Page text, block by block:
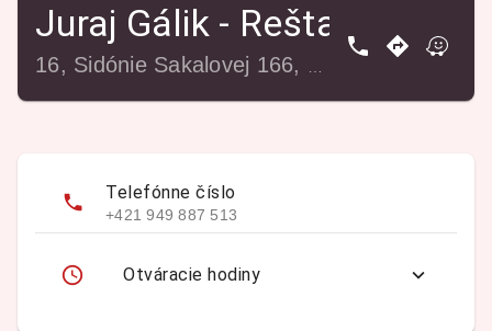
Juraj Gálik - Reštaurácia u
Telefónne číslo
+421 949 887 513
Otváracie hodiny